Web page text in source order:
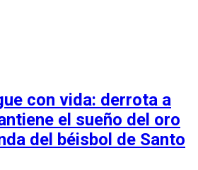
con vida: derrota a
el sueño del oro
del béisbol de Santo